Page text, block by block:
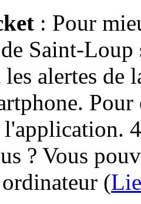
: Pour
Saint-Loup
alertes de
l'application.
? Vous
(